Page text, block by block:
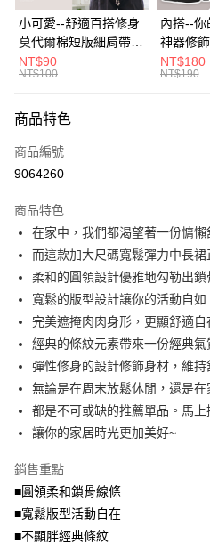
悠遊付
Google Pay
全盈+PAY
大哥付你分期
【大哥付你分期使用說明】
1.本服務由台灣大哥大提供，台灣大哥
流程，驗證手機門號後，選擇欲分期的
成交易。
3.實際核准額度、可分期數及費用金額
4.訂單成立30分鐘內，如未前往確認交
法說明評估內容。
【繳款方式說明】
1.分期款項不併入電信帳單，「大哥付
醒簡訊。
2.透過簡訊連結打開帳單後，可選擇「
帳／街口支付／iPASS MONEY」等通
【注意事項】
1.本服務係由「台灣大哥大股份有限公
用戶於交易時，得透過本服務購買商品
資料（包含姓名、電話或地址）提供予
由本公司與您本人進行分期帳單所需資
3.完整用戶服務條款，請詳閱以下連結：
AFTEE先享後付
【關於「AFTEE先享後付」】
AFTEE先享後付是「在收到商品之後才
便利好安心！
１．簡單：不需註冊會員、不需綁卡、
２．便利：只要手機號碼，簡訊認證，
３．安心：先確認商品／服務後，再付款
【「AFTEE先享後付」結帳流程】
１．於結帳方式選擇「AFTEE先享後
２．訂單成立數日內，您將收到繳費通
３．收到繳費通知簡訊後14天內，點擊
ATM／網路銀行／等多元方式進行付款
※ 請注意：結帳手續完成當下不需立刻
購買商品的店家。未經商家同意取消之
※ 交易是否成功請以「AFTEE先享後付
是否繳費成功／繳費後需取消欲退款等
客戶支援中心」 https://
【注意事項】
ATM付款
全家取貨付款
每筆NT$70，滿NT$699(含以上)免
付款後全家取貨
7-11取貨付款
每筆NT$70，滿NT$799(含以上)免
付款後7-11取貨
每筆NT$70，滿NT$699(含以上)免
宅配
小可愛--舒適百搭修身
莫代爾棉短版細肩帶素
色背心(白.黑.灰L-2L)-
U582眼圈熊中大尺碼
NT$90
NT$100
內搭--你
神器修
內搭裙/
6L)-
NT$180
NT$190
商品特色
商品編號
9064260
商品特色
在家中，我們都渴望著一份慵懶
而這款加大尺碼寬鬆彈力中長裙
柔和的圓領設計優雅地勾勒出鎖
寬鬆的版型設計讓你的活動自如
完美遮掩肉肉身形，更顯舒適自
經典的條紋元素帶來一份經典氣
彈性修身的設計修飾身材，維持
無論是在周末放鬆休閒，還是在
都是不可或缺的推薦單品。馬
讓你的家居時光更加美好~
銷售重點
■圓領柔和鎖骨線條
■寬鬆版型活動自在
■不顯胖經典條紋